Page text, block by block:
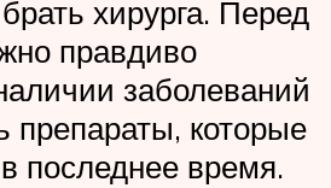
хирурга. Перед
правдиво
заболеваний
препараты, которые
последнее время.